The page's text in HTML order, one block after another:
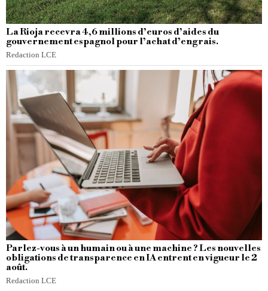
La Rioja recevra 4,6 millions d’euros d’aides du
gouvernement espagnol pour l’achat d’engrais.
Redaction LCE
Parlez-vous à un humain ou à une machine ? Les nouvelles
obligations de transparence en IA entrent en vigueur le 2
août.
Redaction LCE